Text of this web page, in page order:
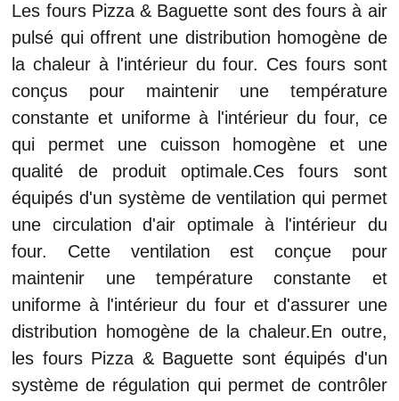
Les fours Pizza & Baguette sont des fours à air
pulsé qui offrent une distribution homogène de
la chaleur à l'intérieur du four. Ces fours sont
conçus pour maintenir une température
constante et uniforme à l'intérieur du four, ce
qui permet une cuisson homogène et une
qualité de produit optimale.Ces fours sont
équipés d'un système de ventilation qui permet
une circulation d'air optimale à l'intérieur du
four. Cette ventilation est conçue pour
maintenir une température constante et
uniforme à l'intérieur du four et d'assurer une
distribution homogène de la chaleur.En outre,
les fours Pizza & Baguette sont équipés d'un
système de régulation qui permet de contrôler